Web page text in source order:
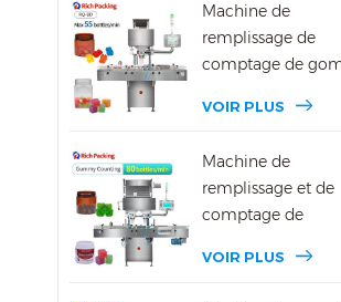
Machine de
remplissage de
comptage de
VOIR PLUS
Machine de
remplissage et de
comptage de
16R
VOIR PLUS